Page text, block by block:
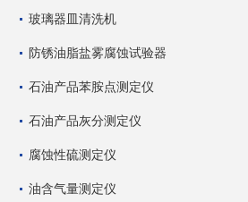
玻璃器皿清洗机
防锈油脂盐雾腐蚀试验器
石油产品苯胺点测定仪
石油产品灰分测定仪
腐蚀性硫测定仪
油含气量测定仪